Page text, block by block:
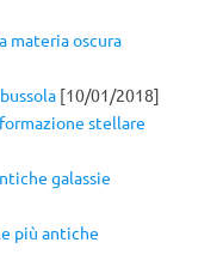
materia oscura
[10/01/2018]
stellare
galassie
più antiche